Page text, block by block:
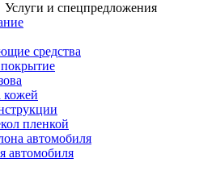
Услуги и спецпредложения
средства
кожей
пленкой
автомобиля
автомобиля